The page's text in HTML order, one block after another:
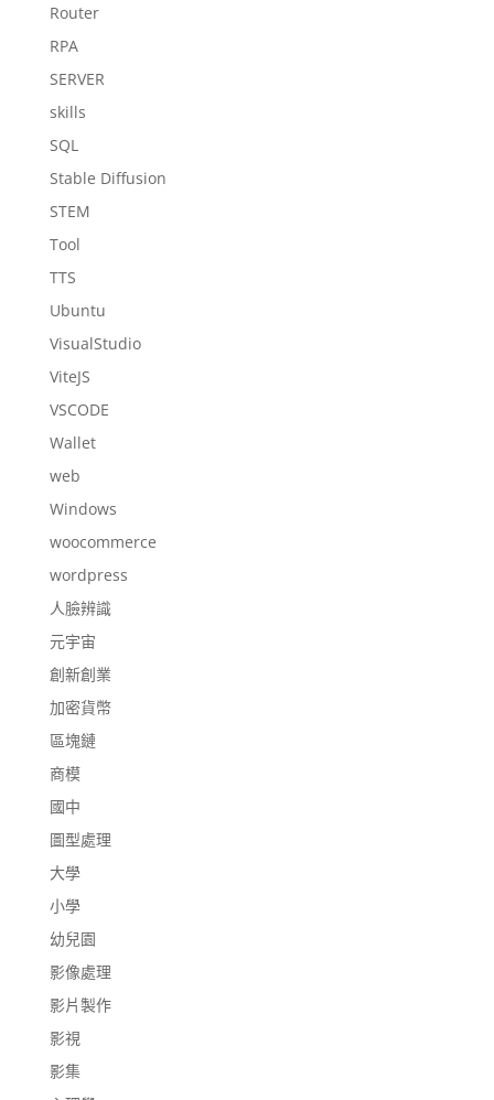
Router
RPA
SERVER
skills
SQL
Stable Diffusion
STEM
Tool
TTS
Ubuntu
VisualStudio
ViteJS
VSCODE
Wallet
web
Windows
woocommerce
wordpress
人臉辨識
元宇宙
創新創業
加密貨幣
區塊鏈
商模
國中
圖型處理
大學
小學
幼兒園
影像處理
影片製作
影視
影集